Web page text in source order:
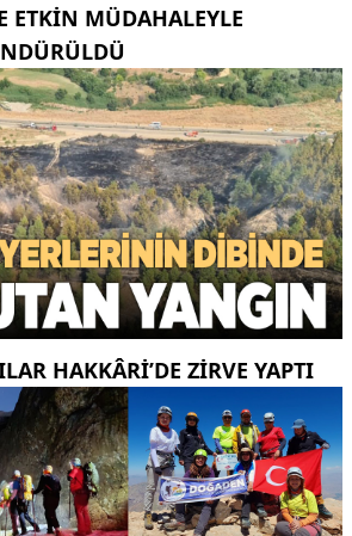
ETKIN MÜDAHALEYLE
HAKKÂRI’DE ZIRVE YAPTI